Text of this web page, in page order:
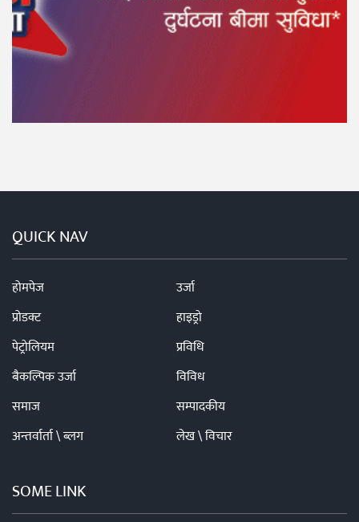
QUICK NAV
होमपेज
उर्जा
प्रोडक्ट
हाइड्रो
पेट्रोलियम
प्रविधि
बैकल्पिक उर्जा
विविध
समाज
सम्पादकीय
अन्तर्वार्ता \ ब्लग
लेख \ विचार
SOME LINK